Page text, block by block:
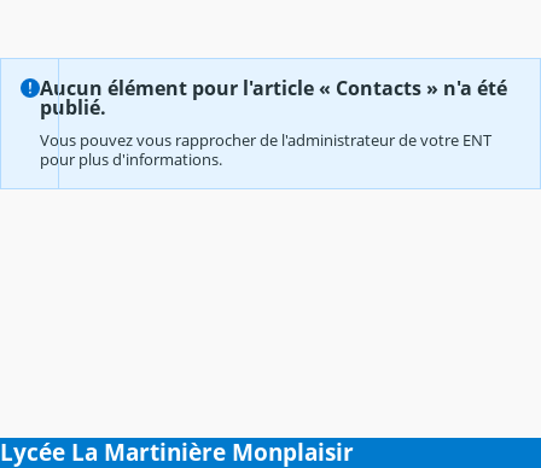
Aucun élément pour l'article « Contacts » n'a été
publié.
Vous pouvez vous rapprocher de l'administrateur de votre ENT
pour plus d'informations.
Lycée La Martinière Monplaisir